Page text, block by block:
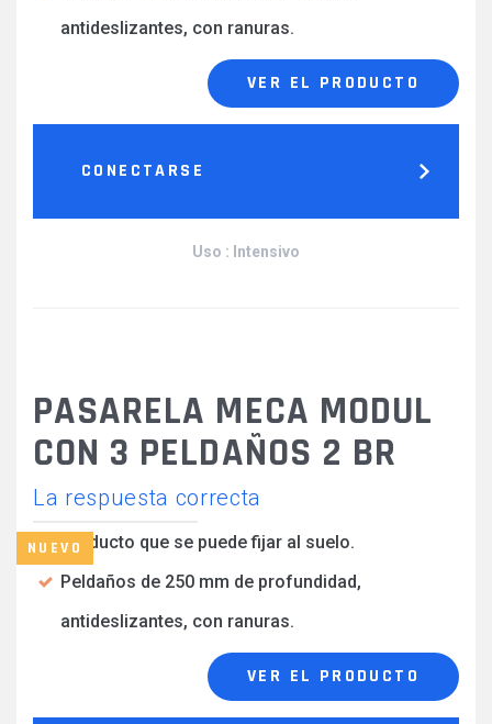
antideslizantes, con ranuras.
VER EL PRODUCTO
CONECTARSE
Uso : Intensivo
PASARELA MECA MODUL
CON 3 PELDAÑOS 2 BR
La respuesta correcta
NUEVOProducto que se puede fijar al suelo.
Peldaños de 250 mm de profundidad,
antideslizantes, con ranuras.
VER EL PRODUCTO